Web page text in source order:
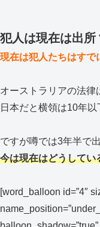
犯人は現在は出所
現在は犯人たちはすで
オーストラリアの法律
日本だと横領は10年以
ですが噂では3年半で
今は現在はどうしてい
[word_balloon id=”4″